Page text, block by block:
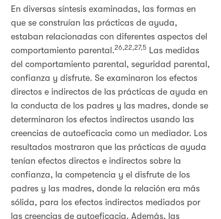
En diversas síntesis examinadas, las formas en
que se construían las prácticas de ayuda,
estaban relacionadas con diferentes aspectos del
comportamiento parental.26,22,27,5 Las medidas
del comportamiento parental, seguridad parental,
confianza y disfrute. Se examinaron los efectos
directos e indirectos de las prácticas de ayuda en
la conducta de los padres y las madres, donde se
determinaron los efectos indirectos usando las
creencias de autoeficacia como un mediador. Los
resultados mostraron que las prácticas de ayuda
tenían efectos directos e indirectos sobre la
confianza, la competencia y el disfrute de los
padres y las madres, donde la relación era más
sólida, para los efectos indirectos mediados por
las creencias de autoeficacia. Además, las